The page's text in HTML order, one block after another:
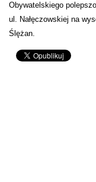
Obywatelskiego
ul. Nałęczowskiej na
Ślężan.